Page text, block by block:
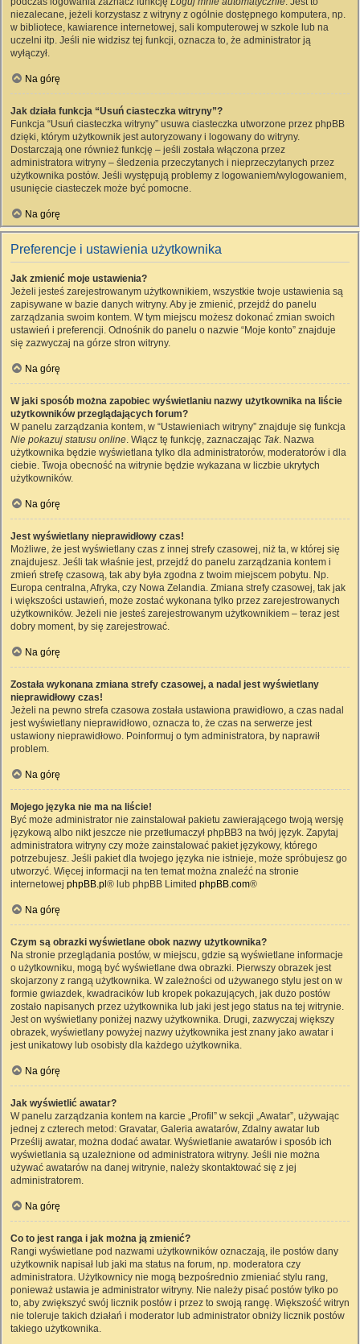
niezalecane, jeżeli korzystasz z witryny z ogólnie dostępnego komputera, np.
w bibliotece, kawiarence internetowej, sali komputerowej w szkole lub na
uczelni itp. Jeśli nie widzisz tej funkcji, oznacza to, że administrator ją
wyłączył.
Na górę
Jak działa funkcja “Usuń ciasteczka witryny”?
Funkcja “Usuń ciasteczka witryny” usuwa ciasteczka utworzone przez phpBB
dzięki, którym użytkownik jest autoryzowany i logowany do witryny.
Dostarczają one również funkcję – jeśli została włączona przez
administratora witryny – śledzenia przeczytanych i nieprzeczytanych przez
użytkownika postów. Jeśli występują problemy z logowaniem/wylogowaniem,
usunięcie ciasteczek może być pomocne.
Na górę
Preferencje i ustawienia użytkownika
Jak zmienić moje ustawienia?
Jeżeli jesteś zarejestrowanym użytkownikiem, wszystkie twoje ustawienia są
zapisywane w bazie danych witryny. Aby je zmienić, przejdź do panelu
zarządzania swoim kontem. W tym miejscu możesz dokonać zmian swoich
ustawień i preferencji. Odnośnik do panelu o nazwie “Moje konto” znajduje
się zazwyczaj na górze stron witryny.
Na górę
W jaki sposób można zapobiec wyświetlaniu nazwy użytkownika na liście
użytkowników przeglądających forum?
W panelu zarządzania kontem, w “Ustawieniach witryny” znajduje się funkcja
Nie pokazuj statusu online. Włącz tę funkcję, zaznaczając Tak. Nazwa
użytkownika będzie wyświetlana tylko dla administratorów, moderatorów i dla
ciebie. Twoja obecność na witrynie będzie wykazana w liczbie ukrytych
użytkowników.
Na górę
Jest wyświetlany nieprawidłowy czas!
Możliwe, że jest wyświetlany czas z innej strefy czasowej, niż ta, w której się
znajdujesz. Jeśli tak właśnie jest, przejdź do panelu zarządzania kontem i
zmień strefę czasową, tak aby była zgodna z twoim miejscem pobytu. Np.
Europa centralna, Afryka, czy Nowa Zelandia. Zmiana strefy czasowej, tak jak
i większości ustawień, może zostać wykonana tylko przez zarejestrowanych
użytkowników. Jeżeli nie jesteś zarejestrowanym użytkownikiem – teraz jest
dobry moment, by się zarejestrować.
Na górę
Została wykonana zmiana strefy czasowej, a nadal jest wyświetlany
nieprawidłowy czas!
Jeżeli na pewno strefa czasowa została ustawiona prawidłowo, a czas nadal
jest wyświetlany nieprawidłowo, oznacza to, że czas na serwerze jest
ustawiony nieprawidłowo. Poinformuj o tym administratora, by naprawił
problem.
Na górę
Mojego języka nie ma na liście!
Być może administrator nie zainstalował pakietu zawierającego twoją wersję
językową albo nikt jeszcze nie przetłumaczył phpBB3 na twój język. Zapytaj
administratora witryny czy może zainstalować pakiet językowy, którego
potrzebujesz. Jeśli pakiet dla twojego języka nie istnieje, może spróbujesz go
utworzyć. Więcej informacji na ten temat można znaleźć na stronie
internetowej phpBB.pl ® lub phpBB Limited phpBB.com®
Na górę
Czym są obrazki wyświetlane obok nazwy użytkownika?
Na stronie przeglądania postów, w miejscu, gdzie są wyświetlane informacje
o użytkowniku, mogą być wyświetlane dwa obrazki. Pierwszy obrazek jest
skojarzony z rangą użytkownika. W zależności od używanego stylu jest on w
formie gwiazdek, kwadracików lub kropek pokazujących, jak dużo postów
zostało napisanych przez użytkownika lub jaki jest jego status na tej witrynie.
Jest on wyświetlany poniżej nazwy użytkownika. Drugi, zazwyczaj większy
obrazek, wyświetlany powyżej nazwy użytkownika jest znany jako awatar i
jest unikatowy lub osobisty dla każdego użytkownika.
Na górę
Jak wyświetlić awatar?
W panelu zarządzania kontem na karcie „Profil” w sekcji „Awatar”, używając
jednej z czterech metod: Gravatar, Galeria awatarów, Zdalny awatar lub
Prześlij awatar, można dodać awatar. Wyświetlanie awatarów i sposób ich
wyświetlania są uzależnione od administratora witryny. Jeśli nie można
używać awatarów na danej witrynie, należy skontaktować się z jej
administratorem.
Na górę
Co to jest ranga i jak można ją zmienić?
Rangi wyświetlane pod nazwami użytkowników oznaczają, ile postów dany
użytkownik napisał lub jaki ma status na forum, np. moderatora czy
administratora. Użytkownicy nie mogą bezpośrednio zmieniać stylu rang,
ponieważ ustawia je administrator witryny. Nie należy pisać postów tylko po
to, aby zwiększyć swój licznik postów i przez to swoją rangę. Większość witryn
nie toleruje takich działań i moderator lub administrator obniży licznik postów
takiego użytkownika.